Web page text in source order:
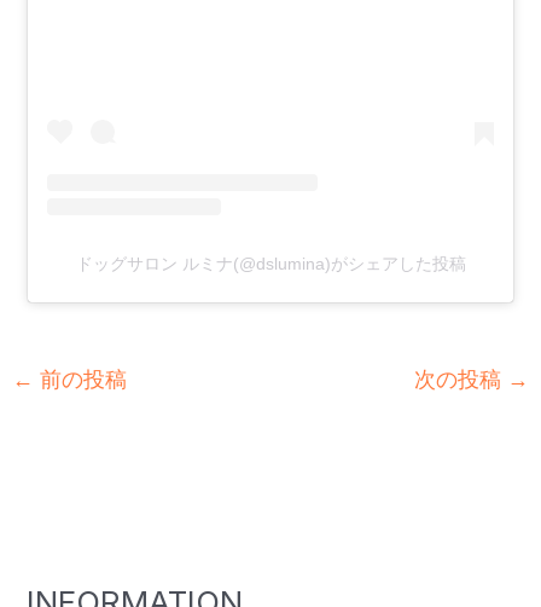
ドッグサロン ルミナ(@dslumina)がシェアした投稿
← 前の投稿 次の投稿 →